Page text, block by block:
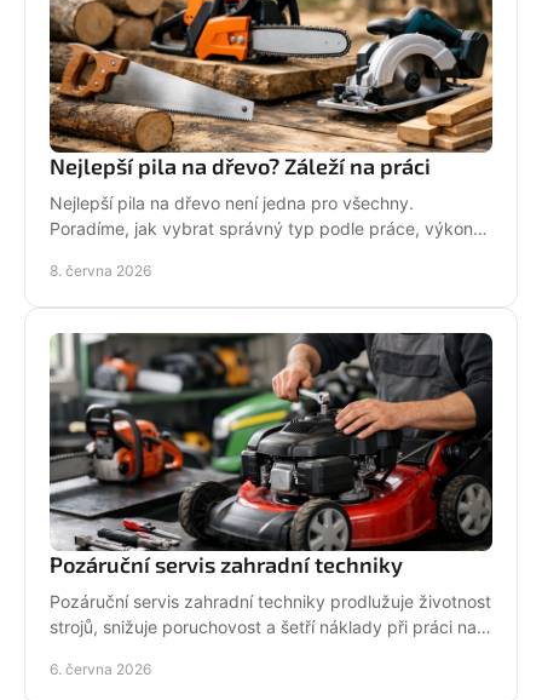
Nejlepší pila na dřevo? Záleží na práci
Nejlepší pila na dřevo není jedna pro všechny.
Poradíme, jak vybrat správný typ podle práce, výkonu,
8. června 2026
Pozáruční servis zahradní techniky
Pozáruční servis zahradní techniky prodlužuje životnost
strojů, snižuje poruchovost a šetří náklady při práci na
6. června 2026